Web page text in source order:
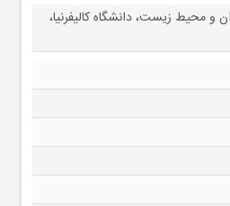
و محیط زیست، دانشگاه کالیفرنیا،